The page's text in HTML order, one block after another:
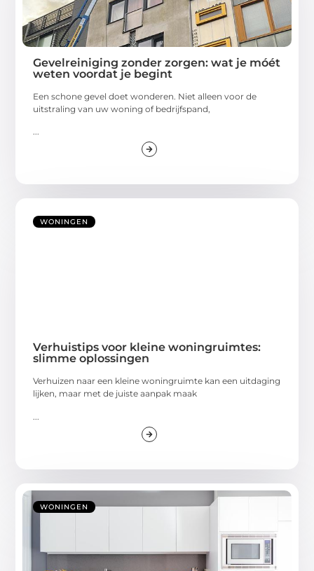
Gevelreiniging zonder zorgen: wat je móét
weten voordat je begint
Een schone gevel doet wonderen. Niet alleen voor de
uitstraling van uw woning of bedrijfspand,
...
WONINGEN
Verhuistips voor kleine woningruimtes:
slimme oplossingen
Verhuizen naar een kleine woningruimte kan een uitdaging
lijken, maar met de juiste aanpak maak
WONINGEN